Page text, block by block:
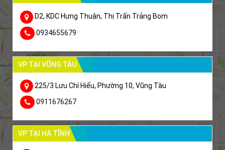
D2, KDC Hưng Thuận, Thị Trấn Trảng Bom
0934655679
VP TẠI VŨNG TÀU
225/3 Lưu Chí Hiếu, Phường 10, Vũng Tàu
0911676267
VP TẠI HÀ TĨNH